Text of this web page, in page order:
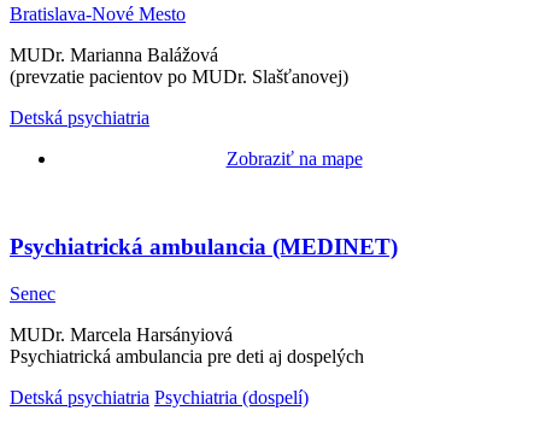
Bratislava-Nové Mesto
MUDr. Marianna Balážová
(prevzatie pacientov po MUDr. Slašťanovej)
Detská psychiatria
Zobraziť na mape
Psychiatrická ambulancia (MEDINET)
Senec
MUDr. Marcela Harsányiová
Psychiatrická ambulancia pre deti aj dospelých
Detská psychiatria Psychiatria (dospelí)